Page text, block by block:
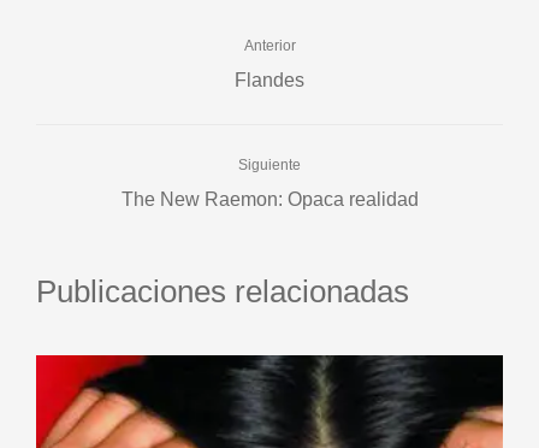
Anterior
Flandes
Siguiente
The New Raemon: Opaca realidad
Publicaciones relacionadas